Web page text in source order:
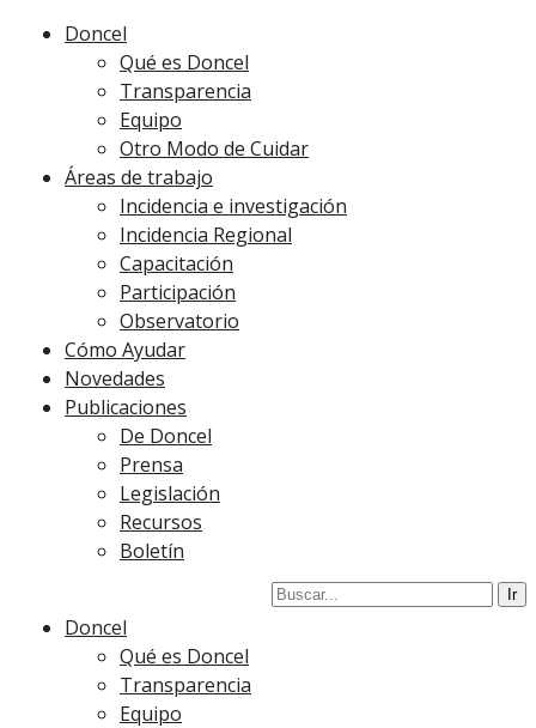
Doncel
Qué es Doncel
Transparencia
Equipo
Otro Modo de Cuidar
Áreas de trabajo
Incidencia e investigación
Incidencia Regional
Capacitación
Participación
Observatorio
Cómo Ayudar
Novedades
Publicaciones
De Doncel
Prensa
Legislación
Recursos
Boletín
Doncel
Qué es Doncel
Transparencia
Equipo